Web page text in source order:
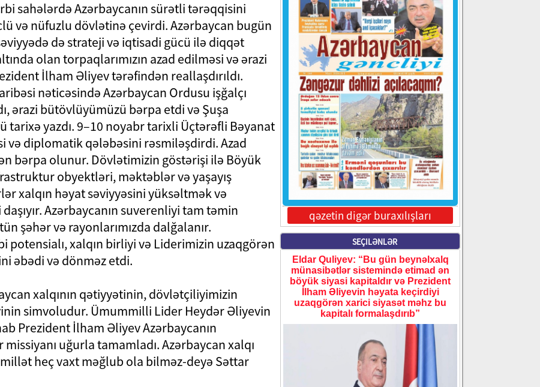
sahələrdə Azərbaycanın sürətli tərəqqisini
və nüfuzlu dövlətinə çevirdi. Azərbaycan bugün
də strateji və iqtisadi gücü ilə diqqət
olan torpaqlarımızın azad edilməsi və ərazi
İlham Əliyev tərəfindən reallaşdırıldı.
nəticəsində Azərbaycan Ordusu işğalçı
ərazi bütövlüyümüzü bərpa etdi və Şuşa
tarixə yazdı. 9–10 noyabr tarixli Üçtərəfli Bəyanat
və diplomatik qələbəsini rəsmiləşdirdi. Azad
bərpa olunur. Dövlətimizin göstərişi ilə Böyük
obyektləri, məktəblər və yaşayış
xalqın həyat səviyyəsini yüksəltmək və
Azərbaycanın suverenliyi tam təmin
şəhər və rayonlarımızda dalğalanır.
potensialı, xalqın birliyi və Liderimizin uzaqgörən
əbədi və dönməz etdi.
xalqının qətiyyətinin, dövlətçiliyimizin
simvoludur. Ümummilli Lider Heydər Əliyevin
Prezident İlham Əliyev Azərbaycanın
uğurla tamamladı. Azərbaycan xalqı
heç vaxt məğlub ola bilməz-deyə Səttar
qəzetin digər buraxılışları
SEÇILƏNLƏR
Eldar Quliyev: “Bu gün beynəlxalq
münasibətlər sistemində etimad ən
böyük siyasi kapitaldır və Prezident
İlham Əliyevin həyata keçirdiyi
uzaqgörən xarici siyasət məhz bu
kapitalı formalaşdırıb”